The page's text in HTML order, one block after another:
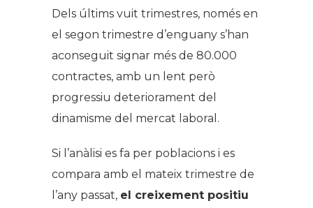
Dels últims vuit trimestres, només en
el segon trimestre d’enguany s’han
aconseguit signar més de 80.000
contractes, amb un lent però
progressiu deteriorament del
dinamisme del mercat laboral.
Si l’anàlisi es fa per poblacions i es
compara amb el mateix trimestre de
l’any passat, el creixement positiu